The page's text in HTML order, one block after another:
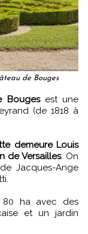
de Bouges
Bougesest une
(de 1818 à
demeure Louis
de Versailles. On
Jacques-Ange
80 ha avec des
et un jardin